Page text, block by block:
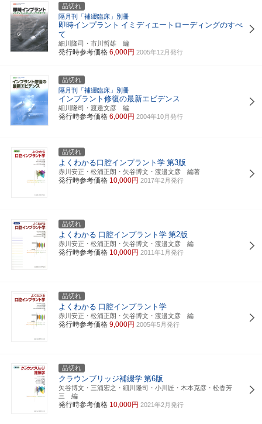
品切れ
隔月刊「補綴臨床」別冊
即時インプラント イミディエートローディングのすべ
て
細川隆司・市川哲雄 編
発行時参考価格 6,000円 2005年12月発行
品切れ
隔月刊「補綴臨床」別冊
インプラント修復の最新エビデンス
細川隆司・渡邉文彦 編
発行時参考価格 6,000円 2004年10月発行
品切れ
よくわかる口腔インプラント学 第3版
赤川安正・松浦正朗・矢谷博文・渡邉文彦 編著
発行時参考価格 10,000円 2017年2月発行
品切れ
よくわかる 口腔インプラント学 第2版
赤川安正・松浦正朗・矢谷博文・渡邉文彦 編
発行時参考価格 10,000円 2011年1月発行
品切れ
よくわかる 口腔インプラント学
赤川安正・松浦正朗・矢谷博文・渡邉文彦 編
発行時参考価格 9,000円 2005年5月発行
品切れ
クラウンブリッジ補綴学 第6版
矢谷博文・三浦宏之・細川隆司・小川匠・木本克彦・松香芳
三 編
発行時参考価格 10,000円 2021年2月発行